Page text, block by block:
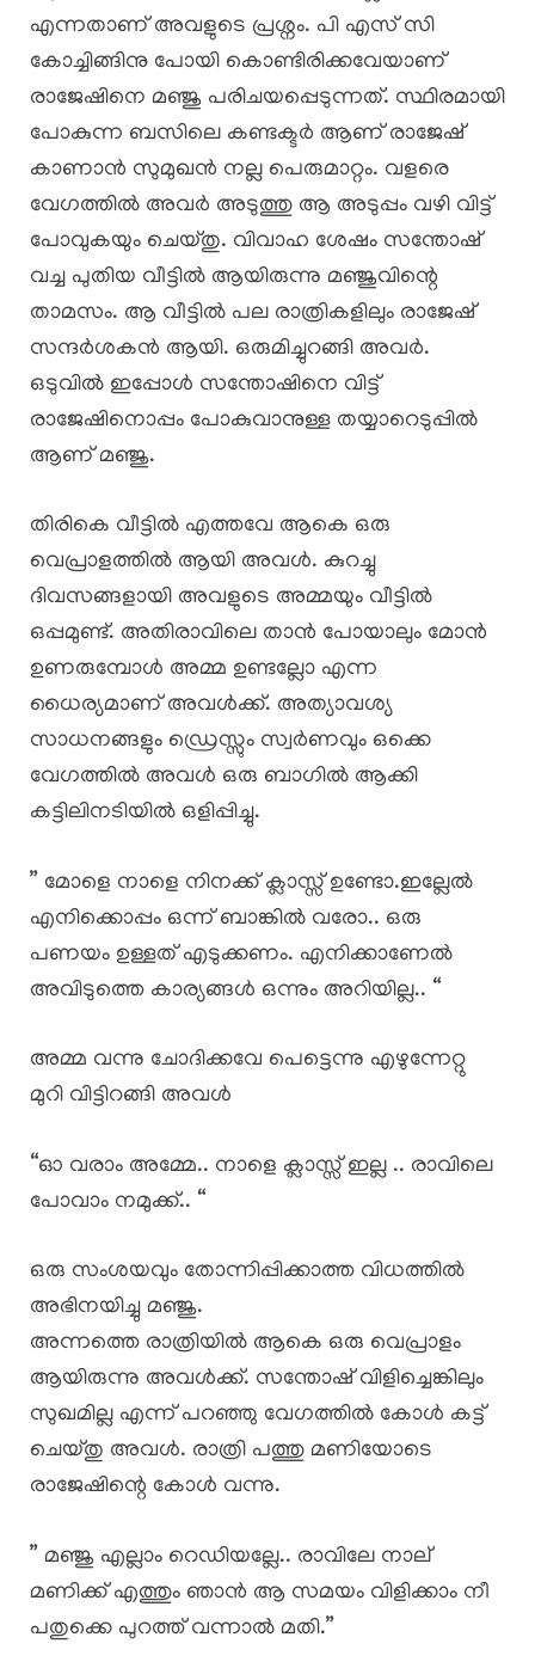
എന്നതാണ് അവളുടെ പ്രശ്നം. പി എസ് സി
കോച്ചിങ്ങിനു പോയി കൊണ്ടിരിക്കവേയാണ്
രാജേഷിനെ മഞ്ജു പരിചയപ്പെടുന്നത്. സ്ഥിരമായി
പോകുന്ന ബസിലെ കണ്ടക്ടർ ആണ് രാജേഷ്
കാണാൻ സുമുഖൻ നല്ല പെരുമാറ്റം. വളരെ
വേഗത്തിൽ അവർ അടുത്തു ആ അടുപ്പം വഴി വിട്ട്
പോവുകയും ചെയ്തു. വിവാഹ ശേഷം സന്തോഷ്‌
വച്ച പുതിയ വീട്ടിൽ ആയിരുന്നു മഞ്ജുവിന്റെ
താമസം. ആ വീട്ടിൽ പല രാത്രികളിലും രാജേഷ്
സന്ദർശകൻ ആയി. ഒരുമിച്ചുറങ്ങി അവർ.
ഒടുവിൽ ഇപ്പോൾ സന്തോഷിനെ വിട്ട്
രാജേഷിനൊപ്പം പോകുവാനുള്ള തയ്യാറെടുപ്പിൽ
ആണ് മഞ്ജു.
തിരികെ വീട്ടിൽ എത്തവേ ആകെ ഒരു
വെപ്രാളത്തിൽ ആയി അവൾ. കുറച്ചു
ദിവസങ്ങളായി അവളുടെ അമ്മയും വീട്ടിൽ
ഒപ്പമുണ്ട്. അതിരാവിലെ താൻ പോയാലും മോൻ
ഉണരുമ്പോൾ അമ്മ ഉണ്ടല്ലോ എന്ന
ധൈര്യമാണ് അവൾക്ക്. അത്യാവശ്യ
സാധനങ്ങളും ഡ്രെസ്സും സ്വർണവും ഒക്കെ
വേഗത്തിൽ അവൾ ഒരു ബാഗിൽ ആക്കി
കട്ടിലിനടിയിൽ ഒളിപ്പിച്ചു.
” മോളെ നാളെ നിനക്ക് ക്ലാസ്സ് ഉണ്ടോ.ഇല്ലേൽ
എനിക്കൊപ്പം ഒന്ന് ബാങ്കിൽ വരോ.. ഒരു
പണയം ഉള്ളത് എടുക്കണം. എനിക്കാണേൽ
അവിടുത്തെ കാര്യങ്ങൾ ഒന്നും അറിയില്ല.. “
അമ്മ വന്നു ചോദിക്കവേ പെട്ടെന്നു എഴുന്നേറ്റു
മുറി വിട്ടിറങ്ങി അവൾ
“ഓ വരാം അമ്മേ.. നാളെ ക്ലാസ്സ്‌ ഇല്ല .. രാവിലെ
പോവാം നമുക്ക്.. “
ഒരു സംശയവും തോന്നിപ്പിക്കാത്ത വിധത്തിൽ
അഭിനയിച്ചു മഞ്ജു.
അന്നത്തെ രാത്രിയിൽ ആകെ ഒരു വെപ്രാളം
ആയിരുന്നു അവൾക്ക്. സന്തോഷ്‌ വിളിച്ചെങ്കിലും
സുഖമില്ല എന്ന് പറഞ്ഞു വേഗത്തിൽ കോൾ കട്ട്‌
ചെയ്തു അവൾ. രാത്രി പത്തു മണിയോടെ
രാജേഷിന്റെ കോൾ വന്നു.
” മഞ്ജു എല്ലാം റെഡിയല്ലേ.. രാവിലേ നാല്
മണിക്ക് എത്തും ഞാൻ ആ സമയം വിളിക്കാം നീ
പതുക്കെ പുറത്ത് വന്നാൽ മതി.”